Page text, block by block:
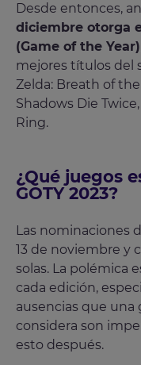
Desde entonces,
diciembre otorga
(Game of the Year)
mejores títulos del
Zelda: Breath of
Shadows Die
Ring.
¿Qué juegos
GOTY 2023?
Las nominaciones
13 de noviembre y
solas. La polémica
cada edición,
ausencias que una
considera son
esto después.